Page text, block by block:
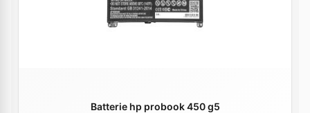
Batterie hp probook 450 g5